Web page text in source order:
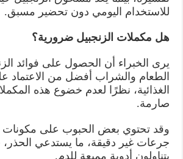
للاستخدام اليومي دون تحضير مسبق.
هل مكملات الزنجبيل ضرورية؟
يرى الخبراء أن الحصول على فوائد
الطعام والشراب أفضل من الاعتماد
الغذائية، نظرًا لعدم خضوع هذه
صارمة.
وقد تحتوي بعض الحبوب على مكونات
جرعات غير دقيقة، ما يستدعي
يتناولون أدوية مميعة للدم.